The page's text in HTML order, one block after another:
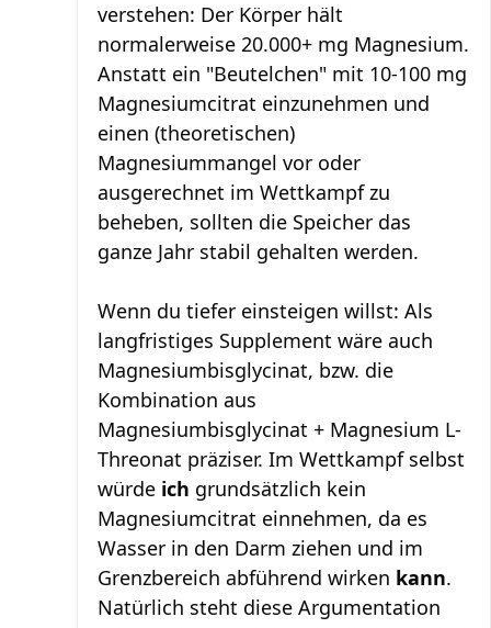
verstehen: Der Körper hält
normalerweise 20.000+ mg Magnesium.
Anstatt ein "Beutelchen" mit 10-100 mg
Magnesiumcitrat einzunehmen und
einen (theoretischen)
Magnesiummangel vor oder
ausgerechnet im Wettkampf zu
beheben, sollten die Speicher das
ganze Jahr stabil gehalten werden.
Wenn du tiefer einsteigen willst: Als
langfristiges Supplement wäre auch
Magnesiumbisglycinat, bzw. die
Kombination aus
Magnesiumbisglycinat + Magnesium L-
Threonat präziser. Im Wettkampf selbst
würde ich grundsätzlich kein
Magnesiumcitrat einnehmen, da es
Wasser in den Darm ziehen und im
Grenzbereich abführend wirken kann.
Natürlich steht diese Argumentation